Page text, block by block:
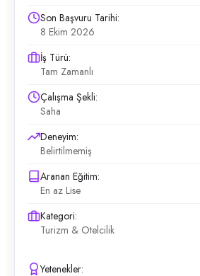
Son Başvuru Tarihi:
8 Ekim 2026
İş Türü:
Tam Zamanlı
Çalışma Şekli:
Saha
Deneyim:
Belirtilmemiş
Aranan Eğitim:
En az Lise
Kategori:
Turizm & Otelcilik
Yetenekler: